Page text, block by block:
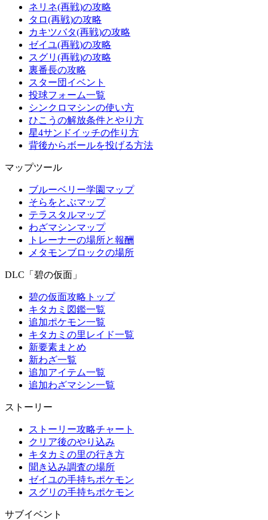
ネリネ(再戦)の攻略
タロ(再戦)の攻略
カキツバタ(再戦)の攻略
ゼイユ(再戦)の攻略
スグリ(再戦)の攻略
裏番長の攻略
スター団イベント
投球フォーム一覧
シンクロマシンの使い方
ひこうの解放条件とやり方
星4サンドイッチの作り方
背後からボールを投げる方法
マップツール
ブルーベリー学園マップ
そらをとぶマップ
テラスタルマップ
わざマシンマップ
トレーナーの場所と報酬
メタモンブロックの場所
DLC「碧の仮面」
碧の仮面攻略トップ
キタカミ図鑑一覧
追加ポケモン一覧
キタカミの里レイド一覧
新要素まとめ
新わざ一覧
追加アイテム一覧
追加わざマシン一覧
ストーリー
ストーリー攻略チャート
クリア後のやり込み
キタカミの里の行き方
聞き込み調査の場所
ゼイユの手持ちポケモン
スグリの手持ちポケモン
サブイベント